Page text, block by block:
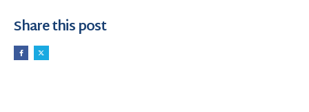
Share this post